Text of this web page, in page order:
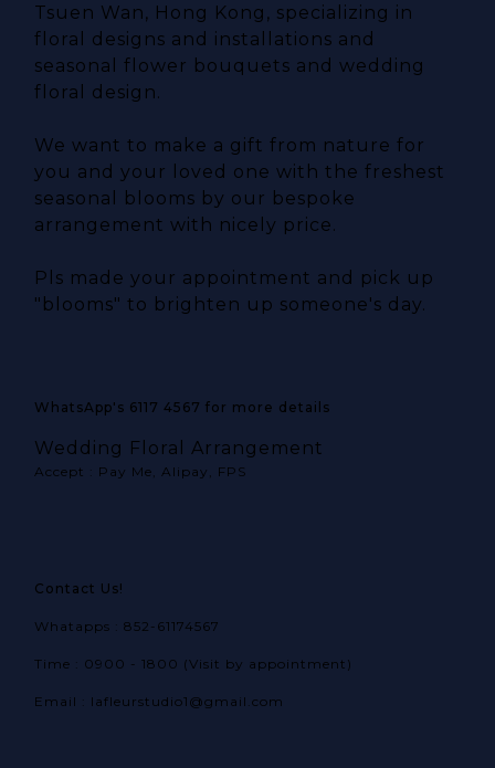
Tsuen Wan, Hong Kong, specializing in
floral designs and installations and
seasonal flower bouquets and wedding
floral design.
We want to make a gift from nature for
you and your loved one with the freshest
seasonal blooms by our bespoke
arrangement with nicely price.
Pls made your appointment and pick up
"blooms" to brighten up someone's day.
WhatsApp's 6117 4567 for more details
Wedding Floral Arrangement
Accept : Pay Me, Alipay, FPS
Contact Us!
Whatapps : 852-61174567
Time : 0900 - 1800 (Visit by appointment)
Email : lafleurstudio1@gmail.com